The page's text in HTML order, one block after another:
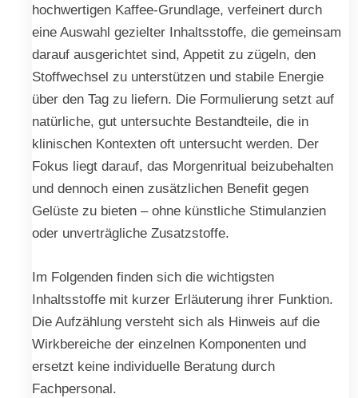
hochwertigen Kaffee-Grundlage, verfeinert durch
eine Auswahl gezielter Inhaltsstoffe, die gemeinsam
darauf ausgerichtet sind, Appetit zu zügeln, den
Stoffwechsel zu unterstützen und stabile Energie
über den Tag zu liefern. Die Formulierung setzt auf
natürliche, gut untersuchte Bestandteile, die in
klinischen Kontexten oft untersucht werden. Der
Fokus liegt darauf, das Morgenritual beizubehalten
und dennoch einen zusätzlichen Benefit gegen
Gelüste zu bieten – ohne künstliche Stimulanzien
oder unverträgliche Zusatzstoffe.
Im Folgenden finden sich die wichtigsten
Inhaltsstoffe mit kurzer Erläuterung ihrer Funktion.
Die Aufzählung versteht sich als Hinweis auf die
Wirkbereiche der einzelnen Komponenten und
ersetzt keine individuelle Beratung durch
Fachpersonal.